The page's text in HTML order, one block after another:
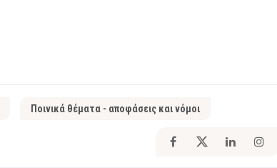
Ποινικά θέματα - αποφάσεις και νόμοι